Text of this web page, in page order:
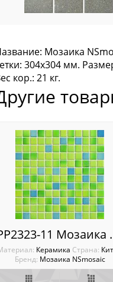
Мозаика
304x304 мм.
кор.: 21 кг.
Керамика Cтрана:
Бренд: Мозаика NSmosaic